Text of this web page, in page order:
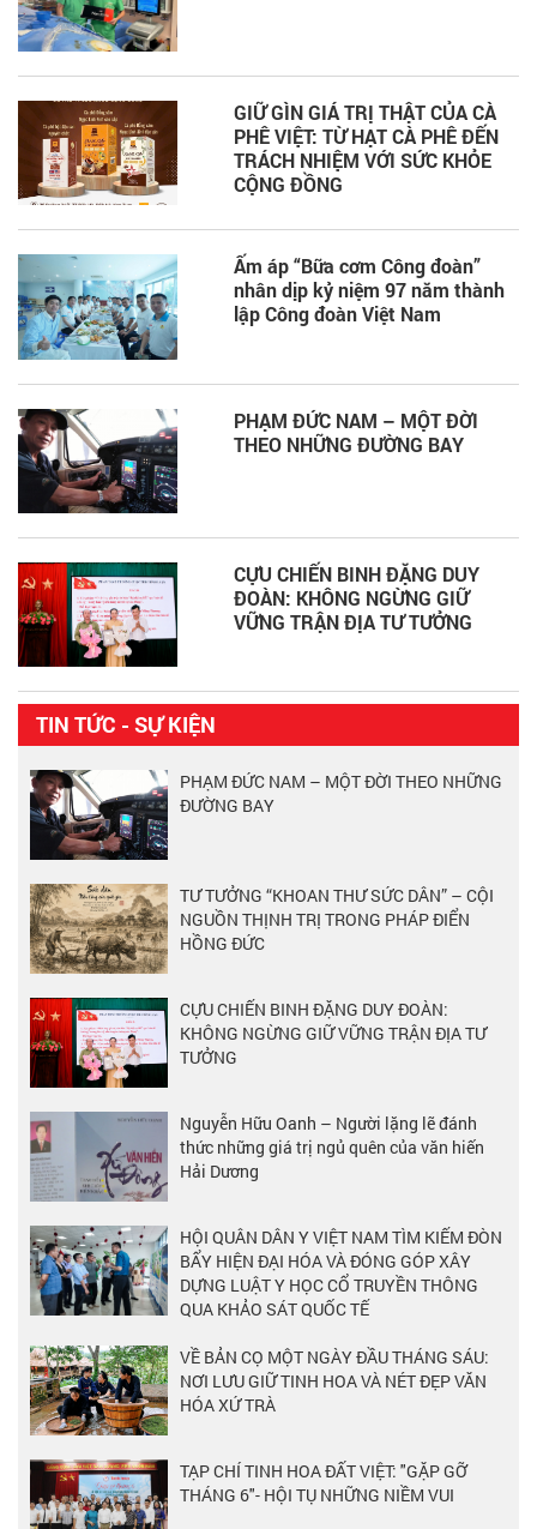
GIỮ GÌN GIÁ TRỊ THẬT CỦA CÀ
PHÊ VIỆT: TỪ HẠT CÀ PHÊ ĐẾN
TRÁCH NHIỆM VỚI SỨC KHỎE
CỘNG ĐỒNG
Ấm áp “Bữa cơm Công đoàn”
nhân dịp kỷ niệm 97 năm thành
lập Công đoàn Việt Nam
PHẠM ĐỨC NAM – MỘT ĐỜI
THEO NHỮNG ĐƯỜNG BAY
CỰU CHIẾN BINH ĐẶNG DUY
ĐOÀN: KHÔNG NGỪNG GIỮ
VỮNG TRẬN ĐỊA TƯ TƯỞNG
TIN TỨC - SỰ KIỆN
PHẠM ĐỨC NAM – MỘT ĐỜI THEO NHỮNG
ĐƯỜNG BAY
TƯ TƯỞNG “KHOAN THƯ SỨC DÂN” – CỘI
NGUỒN THỊNH TRỊ TRONG PHÁP ĐIỂN
HỒNG ĐỨC
CỰU CHIẾN BINH ĐẶNG DUY ĐOÀN:
KHÔNG NGỪNG GIỮ VỮNG TRẬN ĐỊA TƯ
TƯỞNG
Nguyễn Hữu Oanh – Người lặng lẽ đánh
thức những giá trị ngủ quên của văn hiến
Hải Dương
HỘI QUÂN DÂN Y VIỆT NAM TÌM KIẾM ĐÒN
BẨY HIỆN ĐẠI HÓA VÀ ĐÓNG GÓP XÂY
DỰNG LUẬT Y HỌC CỔ TRUYỀN THÔNG
QUA KHẢO SÁT QUỐC TẾ
VỀ BẢN CỌ MỘT NGÀY ĐẦU THÁNG SÁU:
NƠI LƯU GIỮ TINH HOA VÀ NÉT ĐẸP VĂN
HÓA XỨ TRÀ
TẠP CHÍ TINH HOA ĐẤT VIỆT: "GẶP GỠ
THÁNG 6"- HỘI TỤ NHỮNG NIỀM VUI